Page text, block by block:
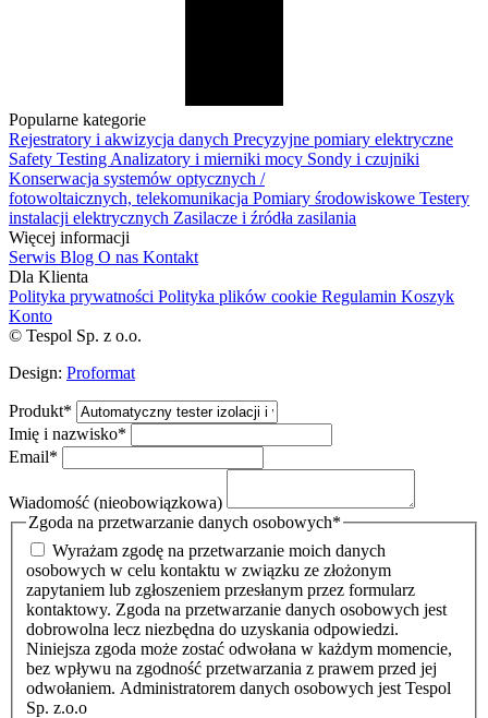
Popularne kategorie
Rejestratory i akwizycja danych Precyzyjne pomiary elektryczne
Safety Testing Analizatory i mierniki mocy Sondy i czujniki
Konserwacja systemów optycznych /
fotowoltaicznych, telekomunikacja Pomiary środowiskowe Testery
instalacji elektrycznych Zasilacze i źródła zasilania
Więcej informacji
Serwis Blog O nas Kontakt
Dla Klienta
Polityka prywatności Polityka plików cookie Regulamin Koszyk
Konto
© Tespol Sp. z o.o.
Design: Proformat
Produkt*
Imię i nazwisko*
Email*
Wiadomość (nieobowiązkowa)
Zgoda na przetwarzanie danych osobowych*
Wyrażam zgodę na przetwarzanie moich danych
osobowych w celu kontaktu w związku ze złożonym
zapytaniem lub zgłoszeniem przesłanym przez formularz
kontaktowy. Zgoda na przetwarzanie danych osobowych jest
dobrowolna lecz niezbędna do uzyskania odpowiedzi.
Niniejsza zgoda może zostać odwołana w każdym momencie,
bez wpływu na zgodność przetwarzania z prawem przed jej
odwołaniem. Administratorem danych osobowych jest Tespol
Sp. z.o.o